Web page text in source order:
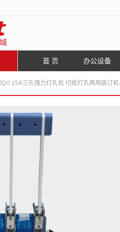
首 页 办公设备
QY-15A三孔强力打孔机 切纸打孔两用装订